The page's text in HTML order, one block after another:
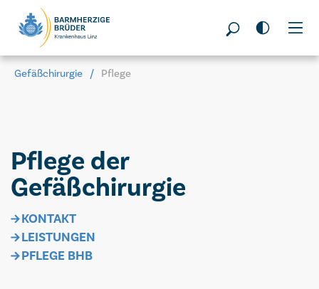
Seitenbereiche:
Gefäßchirurgie Pflege
Pflege der
Gefäßchirurgie
KONTAKT
LEISTUNGEN
PFLEGE BHB